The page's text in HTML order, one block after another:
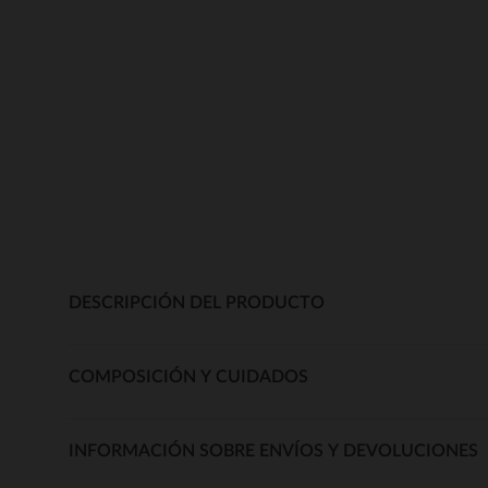
DESCRIPCIÓN DEL PRODUCTO
COMPOSICIÓN Y CUIDADOS
INFORMACIÓN SOBRE ENVÍOS Y DEVOLUCIONES